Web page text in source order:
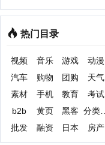
热门目录
视频 音乐 游戏 动漫
汽车
购物 团购 天气
素材
手机 教育 考试
b2b
黄页 黑客 分类信息
批发
融资 日本 房产